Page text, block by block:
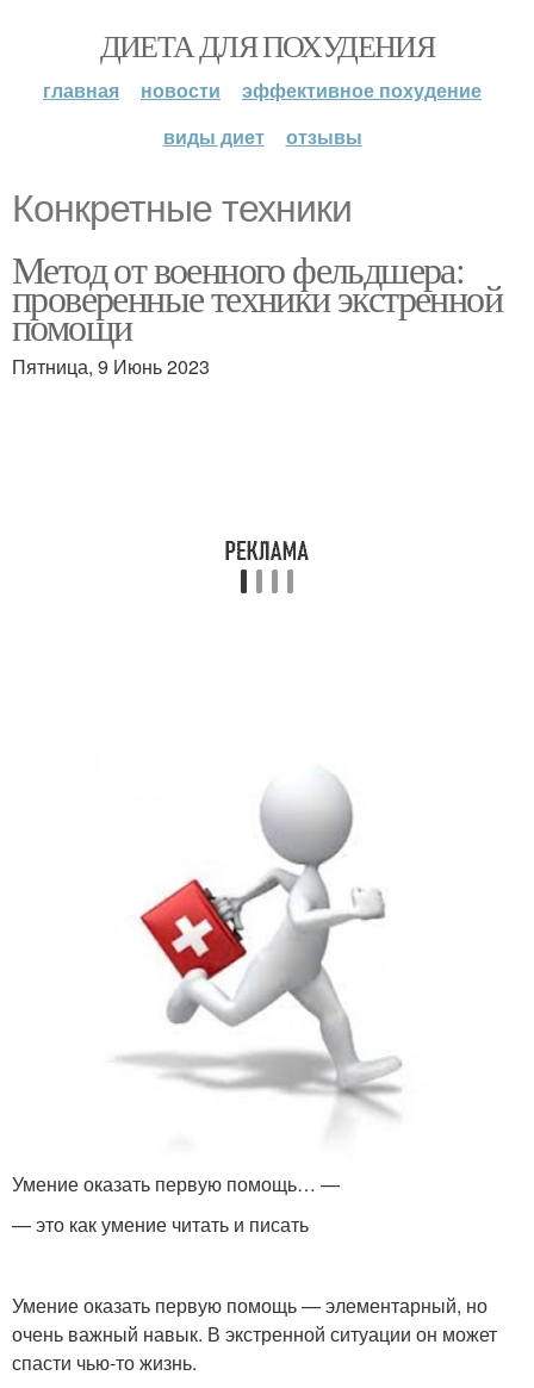
ДИЕТА ДЛЯ ПОХУДЕНИЯ
главная новости
эффективное похудение
виды диет
отзывы
Конкретные техники
Метод от военного фельдшера:
проверенные техники экстренной
помощи
Пятница, 9 Июнь 2023
Умение оказать первую помощь… —
— это как умение читать и писать
Умение оказать первую помощь — элементарный, но
очень важный навык. В экстренной ситуации он может
спасти чью-то жизнь.